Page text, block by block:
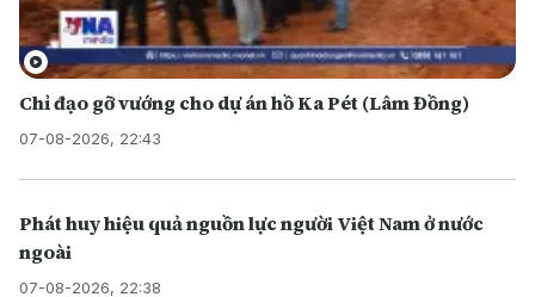
Chỉ đạo gỡ vướng cho dự án hồ Ka Pét (Lâm Đồng)
07-08-2026, 22:43
Phát huy hiệu quả nguồn lực người Việt Nam ở nước
ngoài
07-08-2026, 22:38